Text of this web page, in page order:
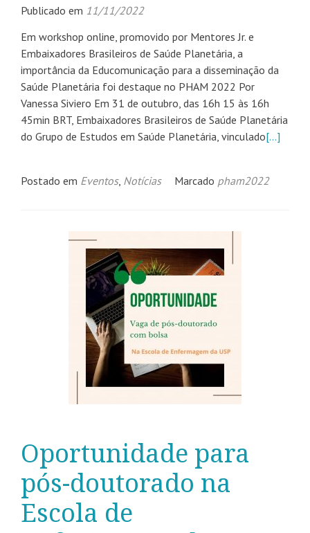
Publicado em 11/11/2022
Em workshop online, promovido por Mentores Jr. e
Embaixadores Brasileiros de Saúde Planetária, a
importância da Educomunicação para a disseminação da
Saúde Planetária foi destaque no PHAM 2022 Por
Vanessa Siviero Em 31 de outubro, das 16h 15 às 16h
45min BRT, Embaixadores Brasileiros de Saúde Planetária
do Grupo de Estudos em Saúde Planetária, vinculado[…]
Postado em Eventos, Notícias Marcado pham2022
Oportunidade para
pós-doutorado na
Escola de